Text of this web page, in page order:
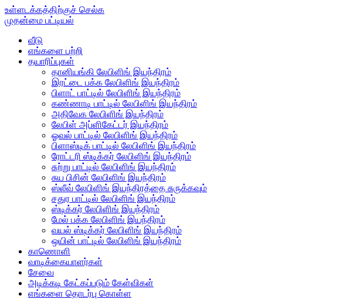
உள்ளடக்கத்திற்குச் செல்க
முதன்மை பட்டியல்
வீடு
எங்களை பற்றி
தயாரிப்புகள்
தானியங்கி லேபிளிங் இயந்திரம்
இரட்டை பக்க லேபிளிங் இயந்திரம்
பிளாட் பாட்டில் லேபிளிங் இயந்திரம்
கண்ணாடி பாட்டில் லேபிளிங் இயந்திரம்
அதிவேக லேபிளிங் இயந்திரம்
லேபிள் அப்ளிகேட்டர் இயந்திரம்
ஓவல் பாட்டில் லேபிளிங் இயந்திரம்
பிளாஸ்டிக் பாட்டில் லேபிளிங் இயந்திரம்
ரோட்டரி ஸ்டிக்கர் லேபிளிங் இயந்திரம்
சுற்று பாட்டில் லேபிளிங் இயந்திரம்
சுய பிசின் லேபிளிங் இயந்திரம்
ஸ்லீவ் லேபிளிங் இயந்திரத்தை சுருக்கவும்
சதுர பாட்டில் லேபிளிங் இயந்திரம்
ஸ்டிக்கர் லேபிளிங் இயந்திரம்
மேல் பக்க லேபிளிங் இயந்திரம்
வயல் ஸ்டிக்கர் லேபிளிங் இயந்திரம்
ஒயின் பாட்டில் லேபிளிங் இயந்திரம்
காணொளி
வாடிக்கையாளர்கள்
சேவை
அடிக்கடி கேட்கப்படும் கேள்விகள்
எங்களை தொடர்பு கொள்ள